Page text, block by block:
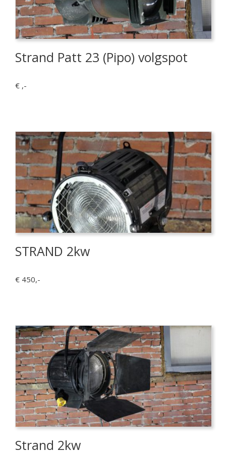
Strand Patt 23 (Pipo) volgspot
€ ,-
STRAND 2kw
€ 450,-
Strand 2kw